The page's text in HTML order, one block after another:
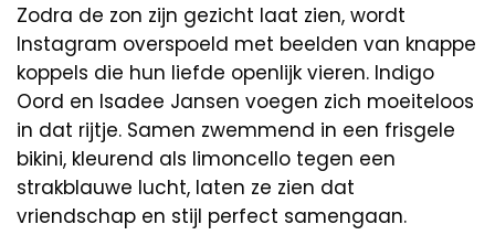
Zodra de zon zijn gezicht laat zien, wordt
Instagram overspoeld met beelden van knappe
koppels die hun liefde openlijk vieren. Indigo
Oord en Isadee Jansen voegen zich moeiteloos
in dat rijtje. Samen zwemmend in een frisgele
bikini, kleurend als limoncello tegen een
strakblauwe lucht, laten ze zien dat
vriendschap en stijl perfect samengaan.